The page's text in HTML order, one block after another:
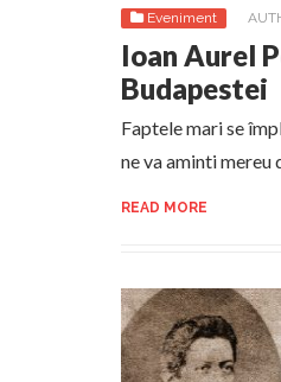
Eveniment
Ioan Aurel
Budapestei
Faptele mari se
ne va aminti
READ MORE